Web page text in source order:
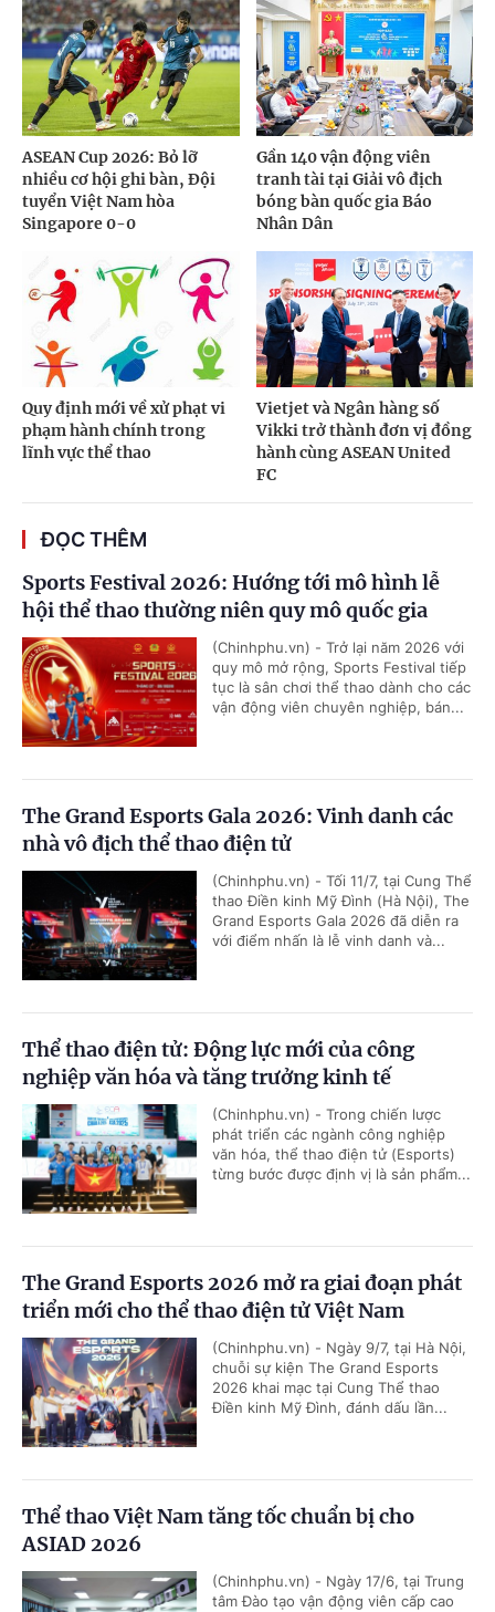
ASEAN Cup 2026: Bỏ lỡ
nhiều cơ hội ghi bàn, Đội
tuyển Việt Nam hòa
Singapore 0-0
Gần 140 vận động viên
tranh tài tại Giải vô địch
bóng bàn quốc gia Báo
Nhân Dân
Quy định mới về xử phạt vi
phạm hành chính trong
lĩnh vực thể thao
Vietjet và Ngân hàng số
Vikki trở thành đơn vị đồng
hành cùng ASEAN United
FC
ĐỌC THÊM
Sports Festival 2026: Hướng tới mô hình lễ
hội thể thao thường niên quy mô quốc gia
(Chinhphu.vn) - Trở lại năm 2026 với
quy mô mở rộng, Sports Festival tiếp
tục là sân chơi thể thao dành cho các
vận động viên chuyên nghiệp, bán...
The Grand Esports Gala 2026: Vinh danh các
nhà vô địch thể thao điện tử
(Chinhphu.vn) - Tối 11/7, tại Cung Thể
thao Điền kinh Mỹ Đình (Hà Nội), The
Grand Esports Gala 2026 đã diễn ra
với điểm nhấn là lễ vinh danh và...
Thể thao điện tử: Động lực mới của công
nghiệp văn hóa và tăng trưởng kinh tế
(Chinhphu.vn) - Trong chiến lược
phát triển các ngành công nghiệp
văn hóa, thể thao điện tử (Esports)
từng bước được định vị là sản phẩm...
The Grand Esports 2026 mở ra giai đoạn phát
triển mới cho thể thao điện tử Việt Nam
(Chinhphu.vn) - Ngày 9/7, tại Hà Nội,
chuỗi sự kiện The Grand Esports
2026 khai mạc tại Cung Thể thao
Điền kinh Mỹ Đình, đánh dấu lần...
Thể thao Việt Nam tăng tốc chuẩn bị cho
ASIAD 2026
(Chinhphu.vn) - Ngày 17/6, tại Trung
tâm Đào tạo vận động viên cấp cao